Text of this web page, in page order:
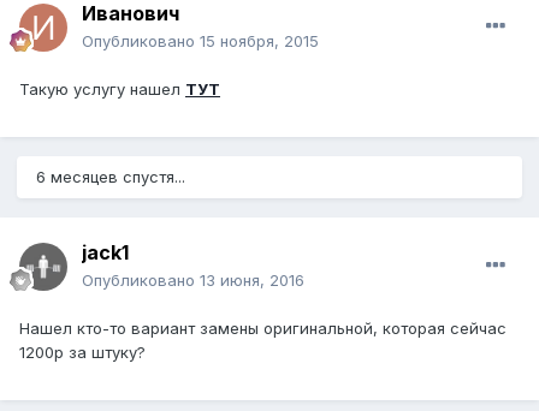
Иванович
Опубликовано 15 ноября, 2015
Такую услугу нашел ТУТ
6 месяцев спустя...
jack1
Опубликовано 13 июня, 2016
Нашел кто-то вариант замены оригинальной, которая сейчас
1200р за штуку?